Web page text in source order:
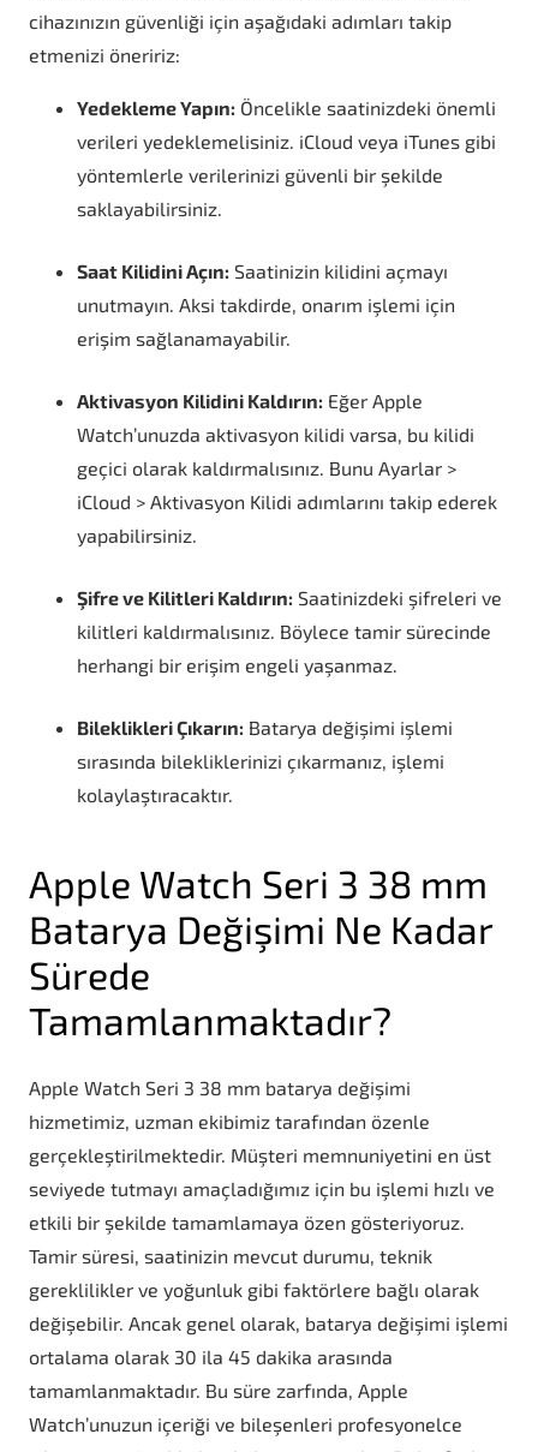
cihazınızın güvenliği için aşağıdaki adımları takip
etmenizi öneririz:
Yedekleme Yapın: Öncelikle saatinizdeki önemli
verileri yedeklemelisiniz. iCloud veya iTunes gibi
yöntemlerle verilerinizi güvenli bir şekilde
saklayabilirsiniz.
Saat Kilidini Açın: Saatinizin kilidini açmayı
unutmayın. Aksi takdirde, onarım işlemi için
erişim sağlanamayabilir.
Aktivasyon Kilidini Kaldırın: Eğer Apple
Watch’unuzda aktivasyon kilidi varsa, bu kilidi
geçici olarak kaldırmalısınız. Bunu Ayarlar >
iCloud > Aktivasyon Kilidi adımlarını takip ederek
yapabilirsiniz.
Şifre ve Kilitleri Kaldırın: Saatinizdeki şifreleri ve
kilitleri kaldırmalısınız. Böylece tamir sürecinde
herhangi bir erişim engeli yaşanmaz.
Bileklikleri Çıkarın: Batarya değişimi işlemi
sırasında bilekliklerinizi çıkarmanız, işlemi
kolaylaştıracaktır.
Apple Watch Seri 3 38 mm
Batarya Değişimi Ne Kadar
Sürede
Tamamlanmaktadır?
Apple Watch Seri 3 38 mm batarya değişimi
hizmetimiz, uzman ekibimiz tarafından özenle
gerçekleştirilmektedir. Müşteri memnuniyetini en üst
seviyede tutmayı amaçladığımız için bu işlemi hızlı ve
etkili bir şekilde tamamlamaya özen gösteriyoruz.
Tamir süresi, saatinizin mevcut durumu, teknik
gereklilikler ve yoğunluk gibi faktörlere bağlı olarak
değişebilir. Ancak genel olarak, batarya değişimi işlemi
ortalama olarak 30 ila 45 dakika arasında
tamamlanmaktadır. Bu süre zarfında, Apple
Watch’unuzun içeriği ve bileşenleri profesyonelce